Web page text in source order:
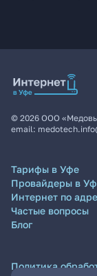
© 2026 ООО
email:
Тарифы в Уфе
Провайдеры в
Интернет по
Частые вопросы
Блог
Политика